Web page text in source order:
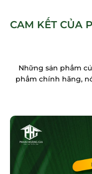
CAM KẾT CỦA
Những sản phẩm
phẩm chính hãng,